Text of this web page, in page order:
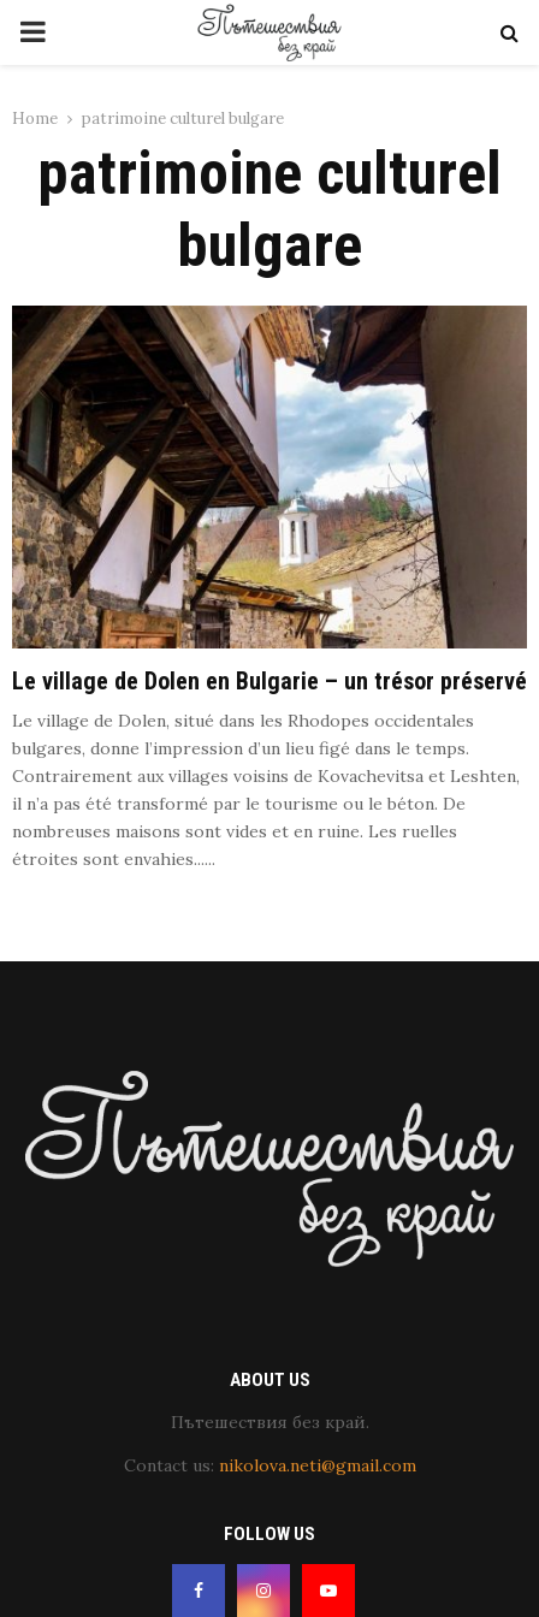
PRIMARY
Home patrimoine culturel bulgare
patrimoine culturel
bulgare
Le village de Dolen en Bulgarie – un trésor préservé
Le village de Dolen, situé dans les Rhodopes occidentales
bulgares, donne l’impression d’un lieu figé dans le temps.
Contrairement aux villages voisins de Kovachevitsa et Leshten,
il n’a pas été transformé par le tourisme ou le béton. De
nombreuses maisons sont vides et en ruine. Les ruelles
étroites sont envahies......
ABOUT US
Пътешествия без край.
Contact us: nikolova.neti@gmail.com
FOLLOW US